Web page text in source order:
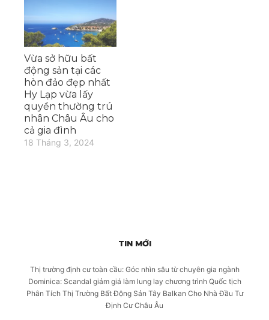
Vừa sở hữu bất
động sản tại các
hòn đảo đẹp nhất
Hy Lạp vừa lấy
quyền thường trú
nhân Châu Âu cho
cả gia đình
18 Tháng 3, 2024
TIN MỚI
Thị trường định cư toàn cầu: Góc nhìn sâu từ chuyên gia ngành
Dominica: Scandal giảm giá làm lung lay chương trình Quốc tịch
Phân Tích Thị Trường Bất Động Sản Tây Balkan Cho Nhà Đầu Tư
Định Cư Châu Âu